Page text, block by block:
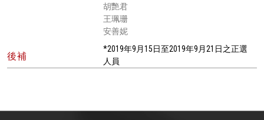
胡艷君
王珮珊
安善妮
後補
*2019年9月15日至2019年9月21日之正選
人員